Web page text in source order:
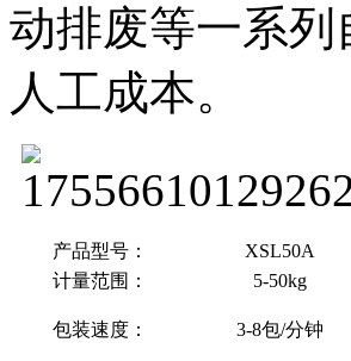
动排废等一系
人工成本。
产品型号： XSL50A
计量范围：
5-50kg
包装速度： 3-8包/分钟